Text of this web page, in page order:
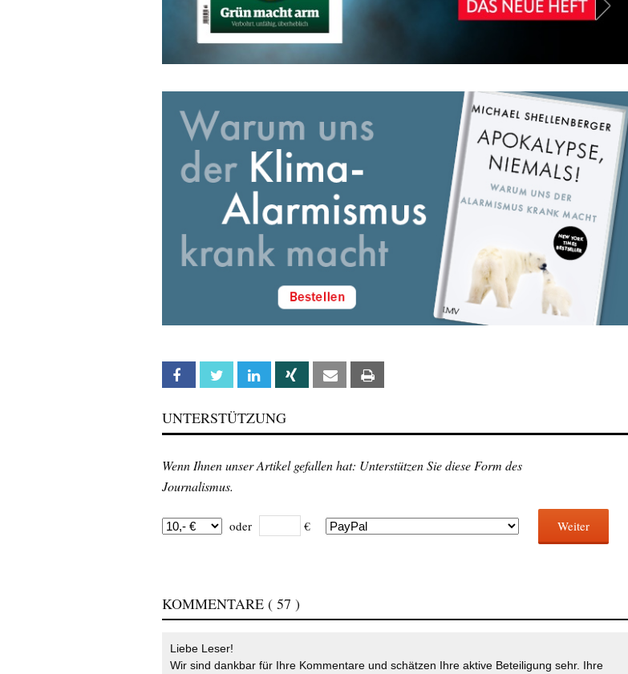
Facebook Twitter Linkedin Xing Email
UNTERSTÜTZUNG
Wenn Ihnen unser Artikel gefallen hat: Unterstützen Sie diese Form des
Journalismus.
oder € Weiter
KOMMENTARE ( 57 )
Liebe Leser!
Wir sind dankbar für Ihre Kommentare und schätzen Ihre aktive Beteiligung sehr. Ihre